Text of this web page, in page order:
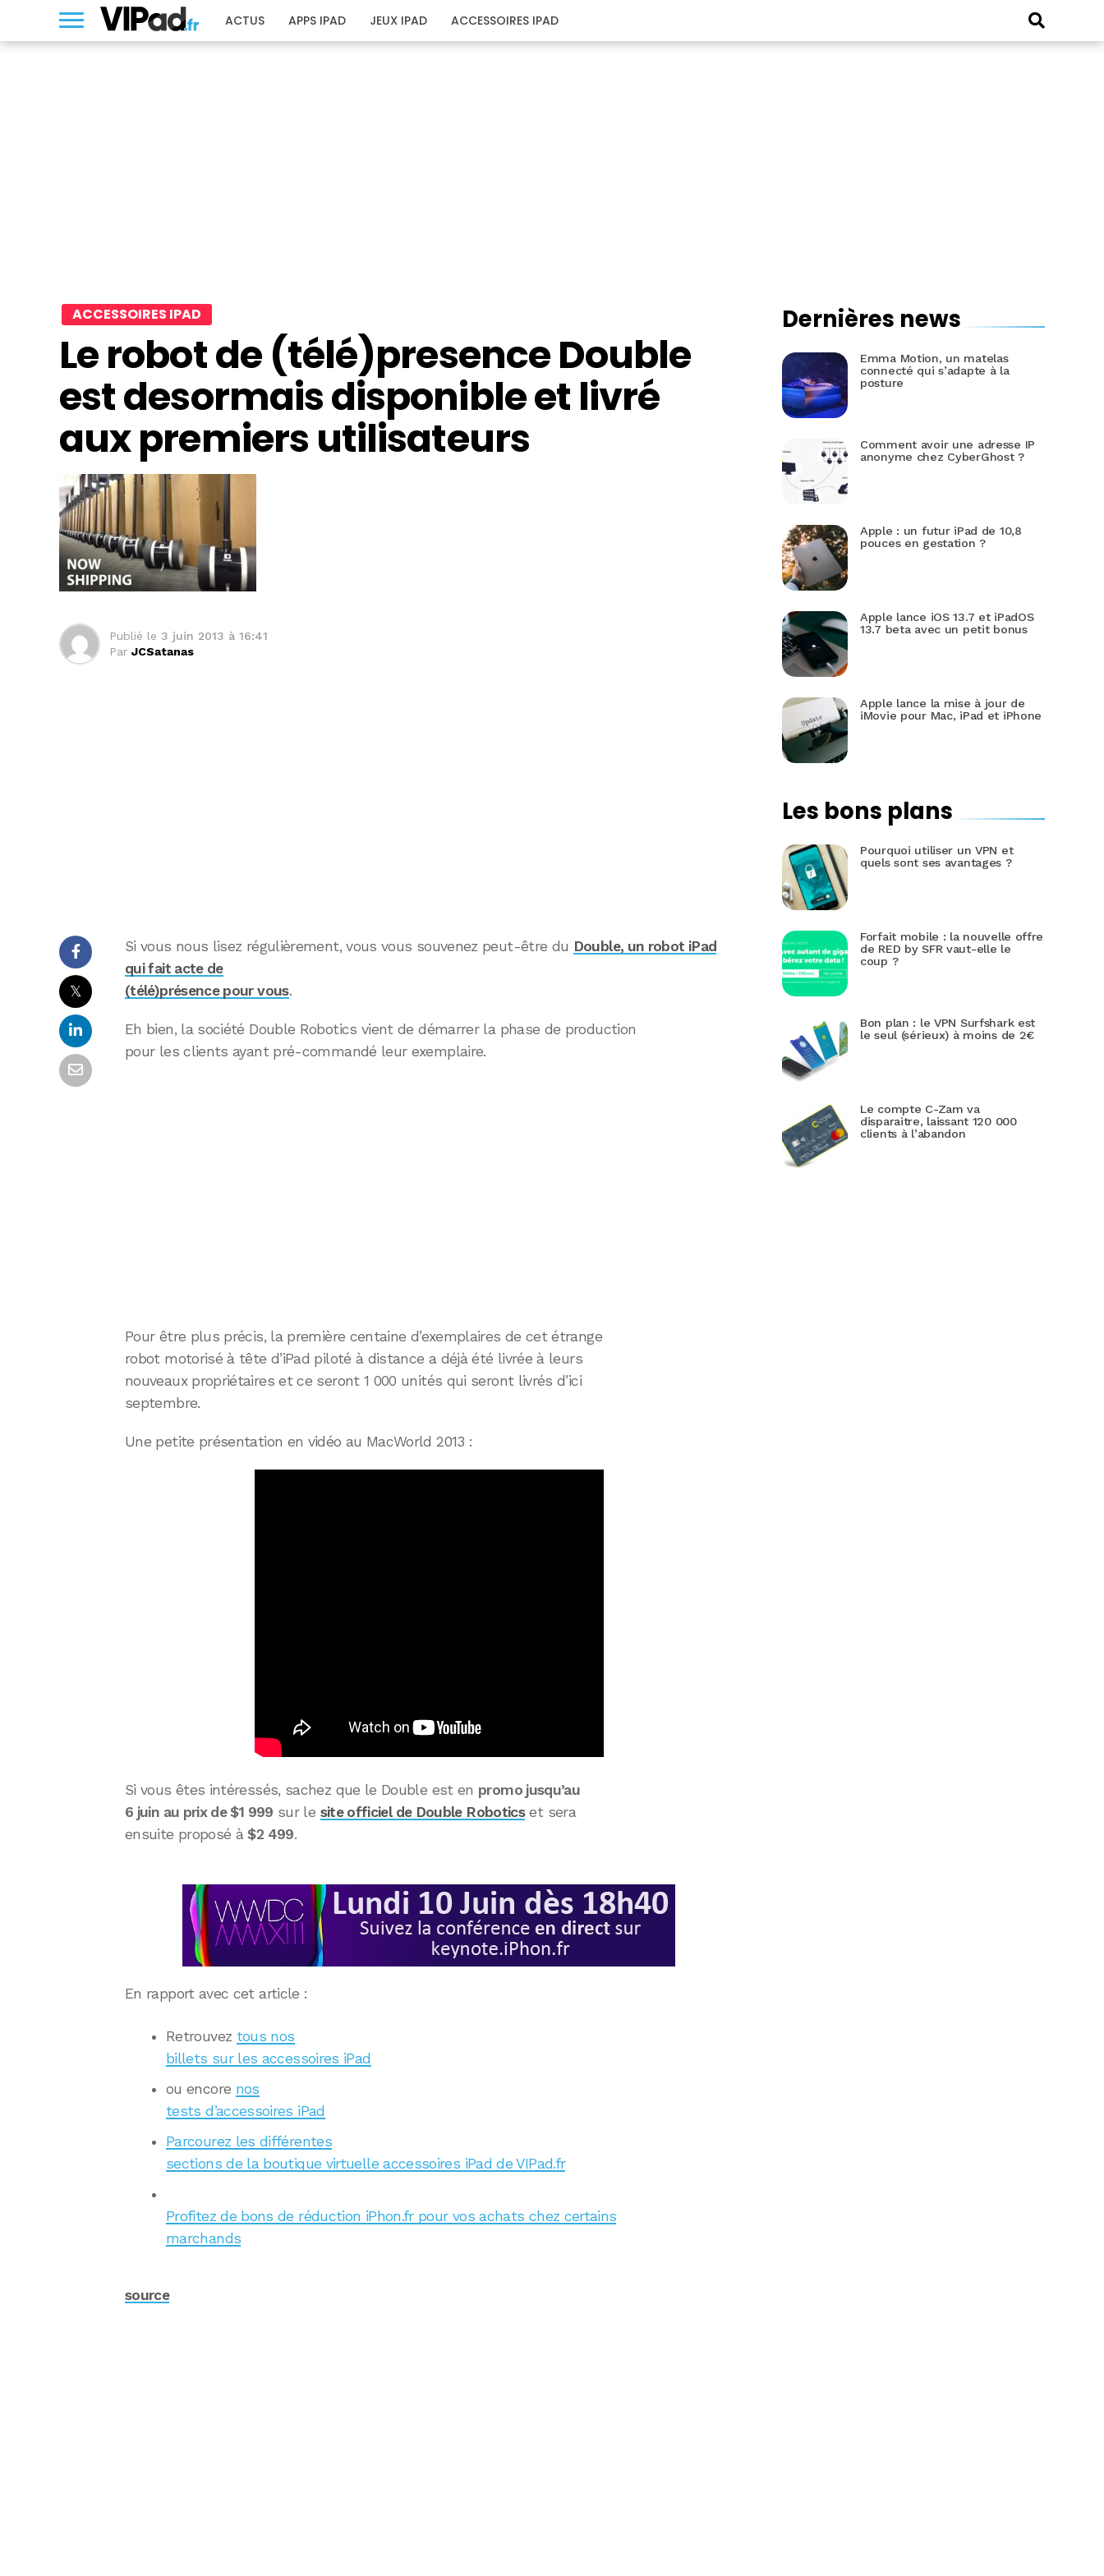
ACTUS APPS IPAD JEUX IPAD ACCESSOIRES IPAD
ACCESSOIRES IPAD
Le robot de (télé)presence Double
est desormais disponible et livré
aux premiers utilisateurs
Publié le 3 juin 2013 à 16:41
Par JCSatanas
𝕏
Si vous nous lisez régulièrement, vous vous souvenez peut-être du Double, un robot iPad
qui fait acte de
(télé)présence pour vous.
Eh bien, la société Double Robotics vient de démarrer la phase de production
pour les clients ayant pré-commandé leur exemplaire.
Pour être plus précis, la première centaine d’exemplaires de cet étrange
robot motorisé à tête d’iPad piloté à distance a déjà été livrée à leurs
nouveaux propriétaires et ce seront 1 000 unités qui seront livrés d’ici
septembre.
Une petite présentation en vidéo au MacWorld 2013 :
Si vous êtes intéressés, sachez que le Double est en promo jusqu’au
6 juin au prix de $1 999 sur le site officiel de Double Roboticset sera
ensuite proposé à$2 499.
En rapport avec cet article :
Retrouvez tous nos
billets sur les accessoires iPad
ou encore nos
tests d’accessoires iPad
Parcourez les différentes
sections de la boutique virtuelle accessoires iPad de VIPad.fr
Profitez de bons de réduction iPhon.fr pour vos achats chez certains
marchands
source
Dernières news
Emma Motion, un matelas
connecté qui s’adapte à la
posture
Comment avoir une adresse IP
anonyme chez CyberGhost ?
Apple : un futur iPad de 10,8
pouces en gestation ?
Apple lance iOS 13.7 et iPadOS
13.7 beta avec un petit bonus
Apple lance la mise à jour de
iMovie pour Mac, iPad et iPhone
Les bons plans
Pourquoi utiliser un VPN et
quels sont ses avantages ?
Forfait mobile : la nouvelle offre
de RED by SFR vaut-elle le
coup ?
Bon plan : le VPN Surfshark est
le seul (sérieux) à moins de 2€
Le compte C-Zam va
disparaitre, laissant 120 000
clients à l’abandon